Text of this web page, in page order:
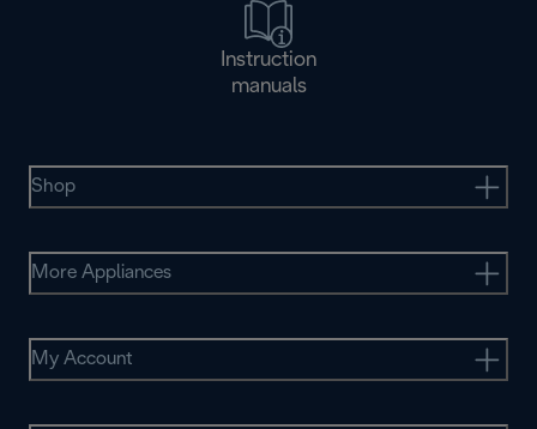
Instruction
manuals
Shop
More Appliances
My Account